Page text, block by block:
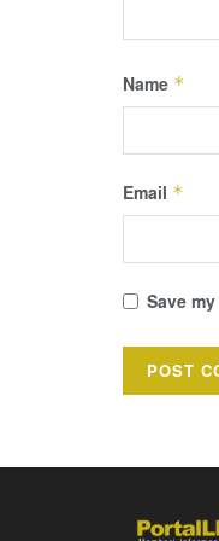
Name *
Email *
Save